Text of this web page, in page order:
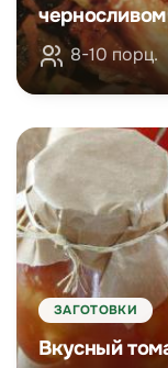
черносливом
8-10 порц.
ЗАГОТОВКИ
Вкусный